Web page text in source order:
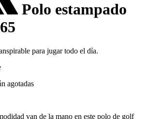
Polo estampado
para jugar todo el día.
agotadas
van de la mano en este polo de golf